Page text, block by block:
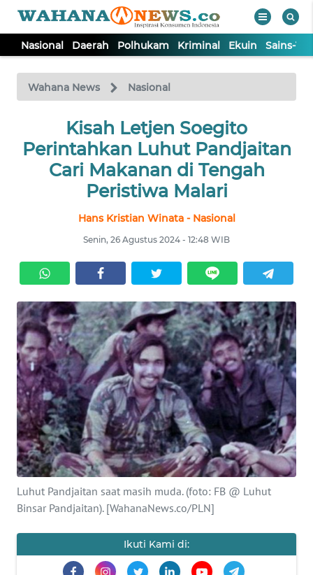
Nasional Daerah Polhukam Kriminal Ekuin Sains-
Wahana News Nasional
Kisah Letjen Soegito
Perintahkan Luhut Pandjaitan
Cari Makanan di Tengah
Peristiwa Malari
Hans Kristian Winata - Nasional
Senin, 26 Agustus 2024 - 12:48 WIB
Luhut Pandjaitan saat masih muda. (foto: FB @ Luhut
Binsar Pandjaitan). [WahanaNews.co/PLN]
Ikuti Kami di:
TV
Tutup
NASIONAL
DAERAH
EKUIN
SAINS-TEKNO
KESEHATAN
INTERNASIONAL
SERBA-SERBI
PENDIDIKAN
OLAHRAGA
OPINI